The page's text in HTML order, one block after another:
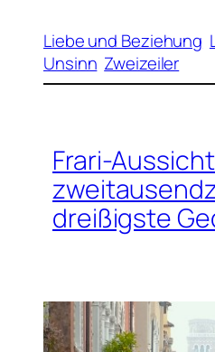
Liebe und Beziehung
Unsinn Zweizeiler
Frari-
dreißigste